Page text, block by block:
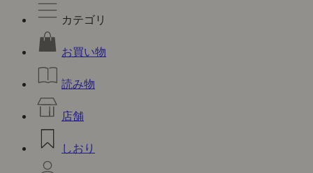
カテゴリ
お買い物
読み物
店舗
しおり